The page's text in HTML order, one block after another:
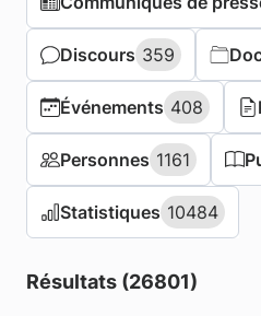
Discours 359
Discours 359
Événements 408
Événements 408
Personnes 1161
Personnes 1161
Statistiques 10484
Statistiques 10484
Résultats (26801)